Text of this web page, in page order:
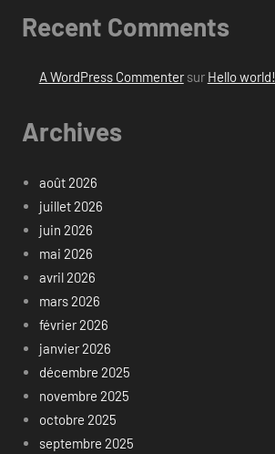
Recent Comments
A WordPress Commentersur Hello world!
Archives
août 2026
juillet 2026
juin 2026
mai 2026
avril 2026
mars 2026
février 2026
janvier 2026
décembre 2025
novembre 2025
octobre 2025
septembre 2025